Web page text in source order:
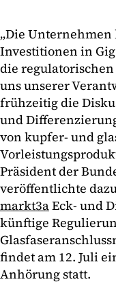
„Die
Investitionen in
die
uns unserer
frühzeitig die
und
von kupfer- und
Präsident der
veröffentlichte
markt3aEck- und
künftige
findet am 12. Juli
Anhörung statt.